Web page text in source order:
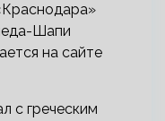
Шапи
на сайте
с греческим